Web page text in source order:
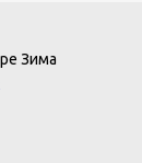
Зима